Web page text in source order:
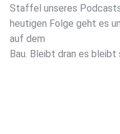
Staffel unseres
heutigen Folge geht es
auf dem
Bau. Bleibt dran es bleibt